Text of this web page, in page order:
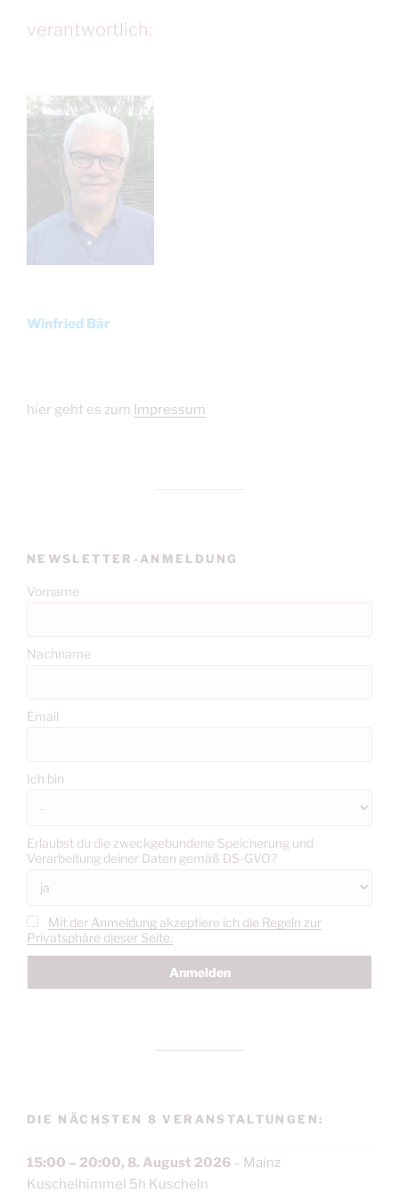
verantwortlich:
Winfried Bär
hier geht es zum Impressum
NEWSLETTER-ANMELDUNG
Vorname
Nachname
Email
Ich bin
Erlaubst du die zweckgebundene Speicherung und
Verarbeitung deiner Daten gemäß DS-GVO?
Mit der Anmeldung akzeptiere ich die Regeln zur
Privatsphäre dieser Seite.
DIE NÄCHSTEN 8 VERANSTALTUNGEN:
15:00 – 20:00, 8. August 2026 – Mainz
Kuschelhimmel 5h Kuscheln